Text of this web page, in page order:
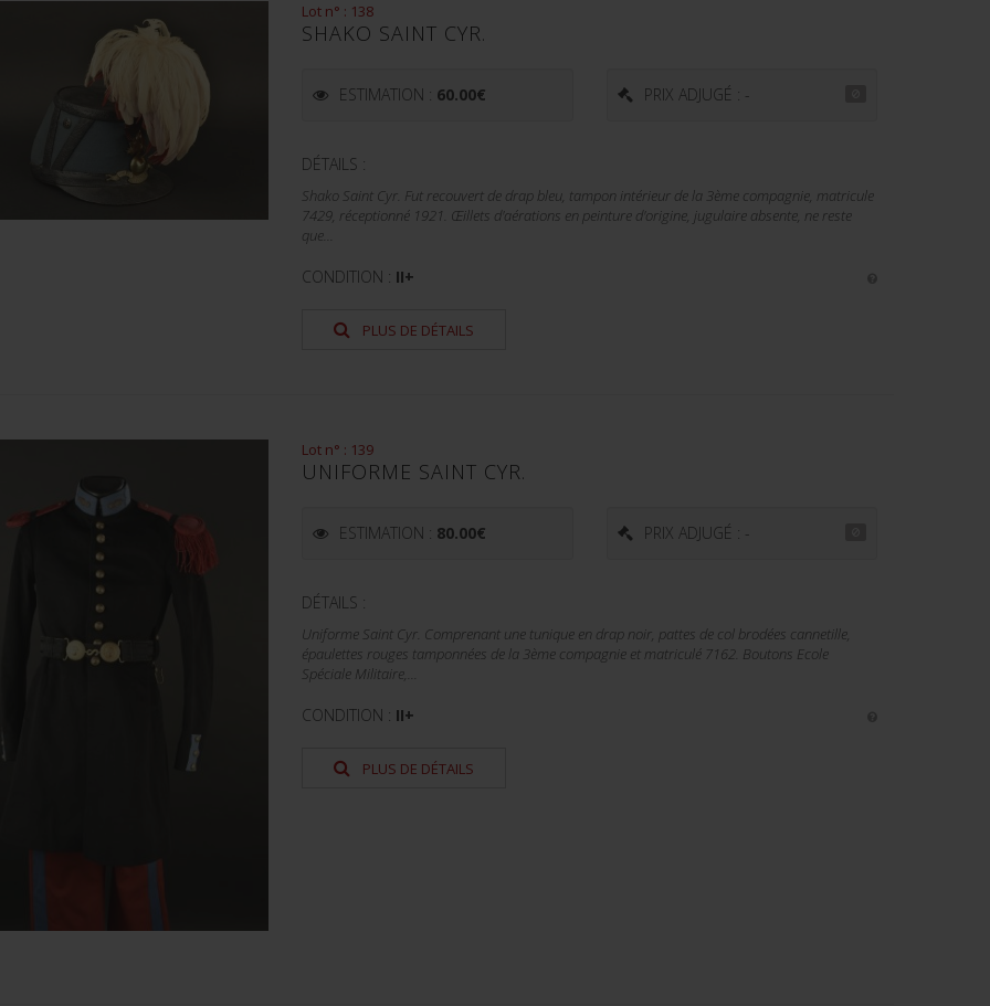
Lot n° : 138
SHAKO SAINT CYR.
ESTIMATION : 60.00€ PRIX ADJUGÉ : -
DÉTAILS :
Shako Saint Cyr. Fut recouvert de drap bleu, tampon intérieur de la 3ème compagnie, matricule
7429, réceptionné 1921. Œillets d'aérations en peinture d'origine, jugulaire absente, ne reste
que...
CONDITION : II+
PLUS DE DÉTAILS
Lot n° : 139
UNIFORME SAINT CYR.
ESTIMATION : 80.00€ PRIX ADJUGÉ : -
DÉTAILS :
Uniforme Saint Cyr. Comprenant une tunique en drap noir, pattes de col brodées cannetille,
épaulettes rouges tamponnées de la 3ème compagnie et matriculé 7162. Boutons Ecole
Spéciale Militaire,...
CONDITION : II+
PLUS DE DÉTAILS